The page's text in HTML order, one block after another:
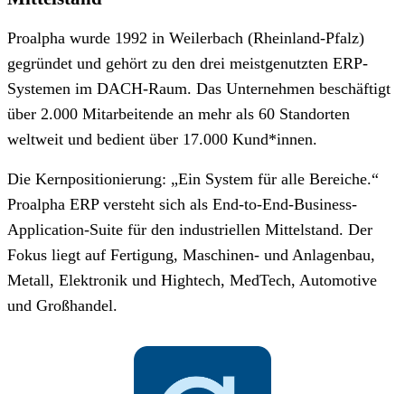
Proalpha wurde 1992 in Weilerbach (Rheinland-Pfalz)
gegründet und gehört zu den drei meistgenutzten ERP-
Systemen im DACH-Raum. Das Unternehmen beschäftigt
über 2.000 Mitarbeitende an mehr als 60 Standorten
weltweit und bedient über 17.000 Kund*innen.
Die Kernpositionierung: „Ein System für alle Bereiche.“
Proalpha ERP versteht sich als End-to-End-Business-
Application-Suite für den industriellen Mittelstand. Der
Fokus liegt auf Fertigung, Maschinen- und Anlagenbau,
Metall, Elektronik und Hightech, MedTech, Automotive
und Großhandel.